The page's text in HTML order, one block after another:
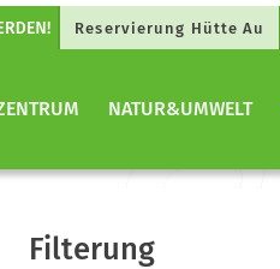
Reservierung Hütte Au
NATUR&UMWELT
Filterung